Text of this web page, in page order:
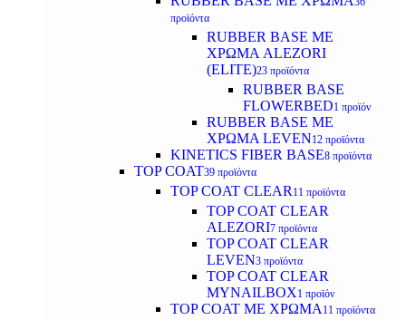
προϊόντα
RUBBER BASE ΜΕ
ΧΡΩΜΑ ALEZORI
(ELITE)23 προϊόντα
RUBBER BASE
FLOWERBED1 προϊόν
RUBBER BASE ΜΕ
ΧΡΩΜΑ LEVEN12 προϊόντα
KINETICS FIBER BASE8 προϊόντα
TOP COAT39 προϊόντα
TOP COAT CLEAR 11 προϊόντα
TOP COAT CLEAR
ALEZORI7 προϊόντα
TOP COAT CLEAR
LEVEN3 προϊόντα
TOP COAT CLEAR
MYNAILBOX1 προϊόν
TOP COAT ΜΕ ΧΡΩΜΑ 11 προϊόντα